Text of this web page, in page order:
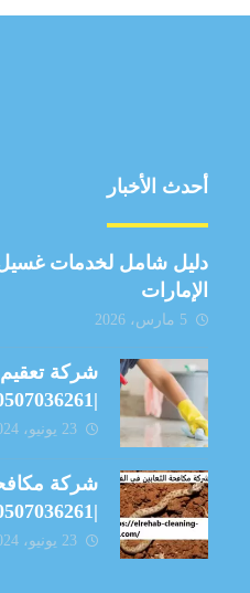
أحدث الأخبار
دليل شامل لخدمات
الإمارات
5 مارس، 2026
شركة تعقيم
|0507036261|تطهير وتعقيم
23 يونيو، 2024
شركة
|0507036261| ارخص اسعار
23 يونيو، 2024